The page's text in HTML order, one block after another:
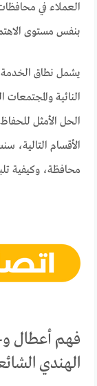
العملاء في
بنفس مستوى
يشمل نطاق الخدمة
النائية
الحل الأمثل
الأقسام
محافظة، وكيفية
فهم أعطال
الهندي